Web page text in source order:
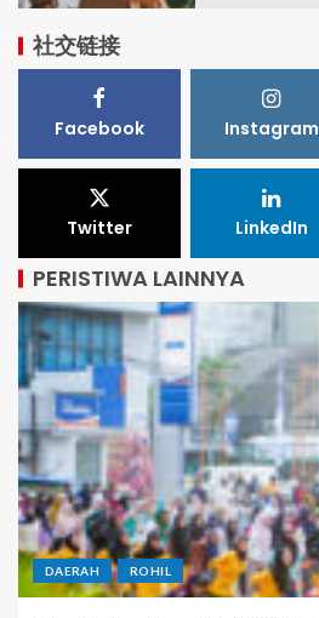
社交链接
Facebook Instagram
Twitter LinkedIn
PERISTIWA LAINNYA
DAERAH ROHIL